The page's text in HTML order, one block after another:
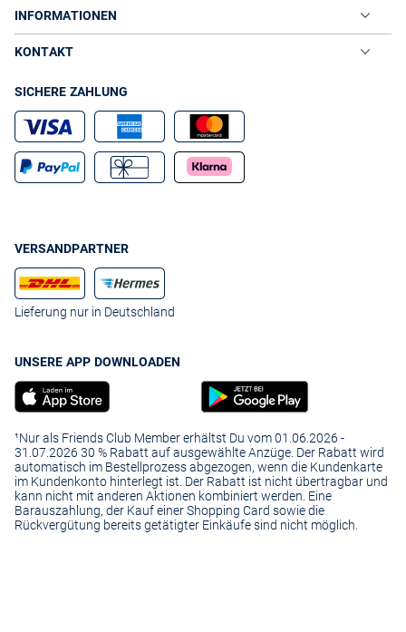
INFORMATIONEN
KONTAKT
SICHERE ZAHLUNG
VERSANDPARTNER
Lieferung nur in Deutschland
UNSERE APP DOWNLOADEN
¹Nur als Friends Club Member erhältst Du vom 01.06.2026 -
31.07.2026 30 % Rabatt auf ausgewählte Anzüge. Der Rabatt wird
automatisch im Bestellprozess abgezogen, wenn die Kundenkarte
im Kundenkonto hinterlegt ist. Der Rabatt ist nicht übertragbar und
kann nicht mit anderen Aktionen kombiniert werden. Eine
Barauszahlung, der Kauf einer Shopping Card sowie die
Rückvergütung bereits getätigter Einkäufe sind nicht möglich.